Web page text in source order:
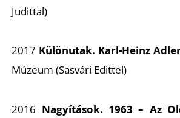
Judittal)
2017 Különutak. Karl-Heinz
Múzeum (Sasvári Edittel)
2016 Nagyítások. 1963 – Az